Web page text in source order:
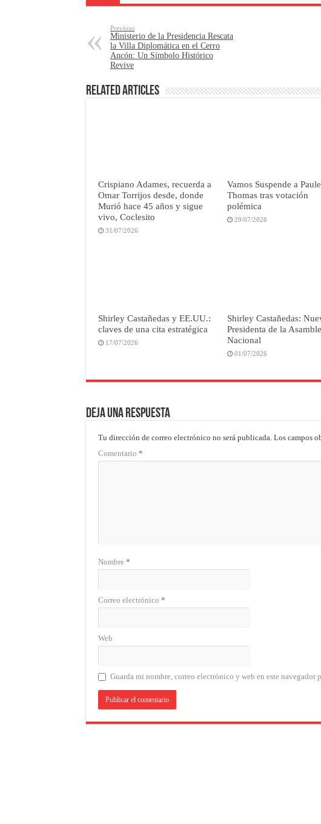
Previous
Ministerio de la Presidencia Rescata
la Villa Diplomática en el Cerro
Ancón: Un Símbolo Histórico
Revive
Related Articles
Crispiano Adames, recuerda a
Omar Torrijos desde, donde
Murió hace 45 años y sigue
vivo, Coclesito
31/07/2026
Vamos Suspende a
Thomas tras votación
polémica
29/07/2026
Shirley Castañedas y EE.UU.:
claves de una cita estratégica
17/07/2026
Shirley Castañedas:
Presidenta de la
Nacional
01/07/2026
Deja una respuesta
Tu dirección de correo electrónico no será publicada. Los campos
Comentario *
Nombre *
Correo electrónico *
Web
Guarda mi nombre, correo electrónico y web en este navegador